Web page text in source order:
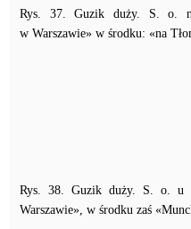
Rys. 37. Guzik duży. S. o.
w Warszawie» w środku: «na
Rys. 38. Guzik duży. S. o. u
Warszawie», w środku zaś